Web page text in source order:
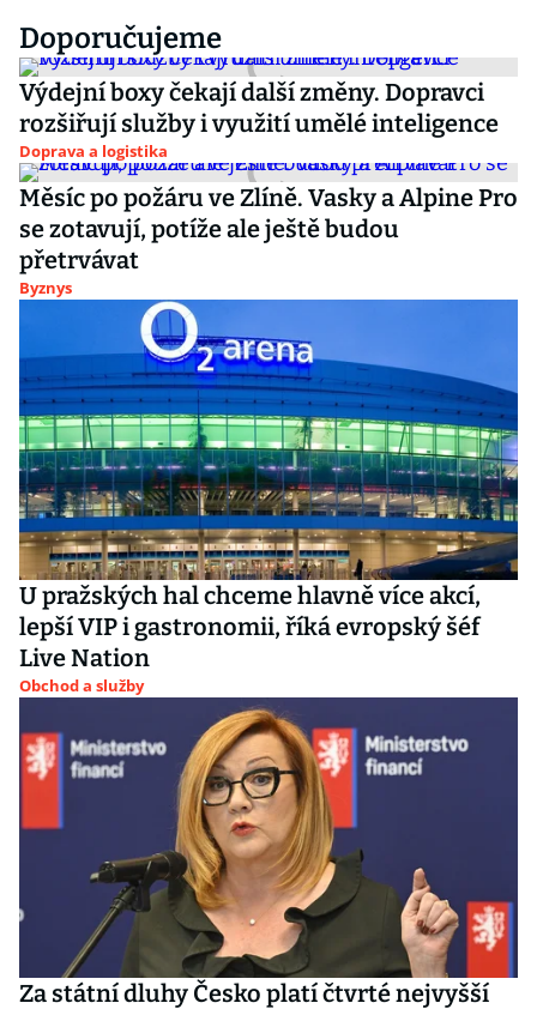
Doporučujeme
Výdejní boxy čekají další změny. Dopravci
rozšiřují služby i využití umělé inteligence
Doprava a logistika
Měsíc po požáru ve Zlíně. Vasky a Alpine Pro
se zotavují, potíže ale ještě budou
přetrvávat
Byznys
U pražských hal chceme hlavně více akcí,
lepší VIP i gastronomii, říká evropský šéf
Live Nation
Obchod a služby
Za státní dluhy Česko platí čtvrté nejvyšší